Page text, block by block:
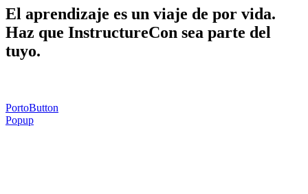
El aprendizaje es un viaje de por vida.
Haz que InstructureCon sea parte del
tuyo.
PortoButton
Popup